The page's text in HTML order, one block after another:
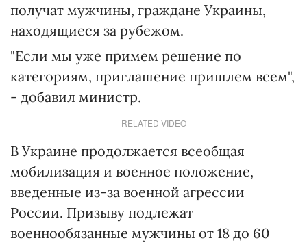
получат мужчины, граждане Украины,
находящиеся за рубежом.
"Если мы уже примем решение по
категориям, приглашение пришлем всем",
- добавил министр.
RELATED VIDEO
В Украине продолжается всеобщая
мобилизация и военное положение,
введенные из-за военной агрессии
России. Призыву подлежат
военнообязанные мужчины от 18 до 60